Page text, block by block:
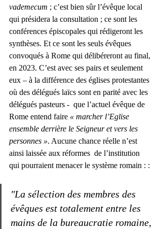
vademecum ; c’est bien sûr l’évêque local
qui présidera la consultation ; ce sont les
conférences épiscopales qui rédigeront les
synthèses. Et ce sont les seuls évêques
convoqués à Rome qui délibéreront au final,
en 2023. C’est avec ses pairs et seulement
eux – à la différence des églises protestantes
où des délégués laïcs sont en parité avec les
délégués pasteurs -  que l’actuel évêque de
Rome entend faire « marcher l’Eglise
ensemble derrière le Seigneur et vers les
personnes ». Aucune chance réelle n’est
ainsi laissée aux réformes  de l’institution
qui pourraient menacer le système romain : :
"La sélection des membres des
évêques est totalement entre les
mains de la bureaucratie romaine,